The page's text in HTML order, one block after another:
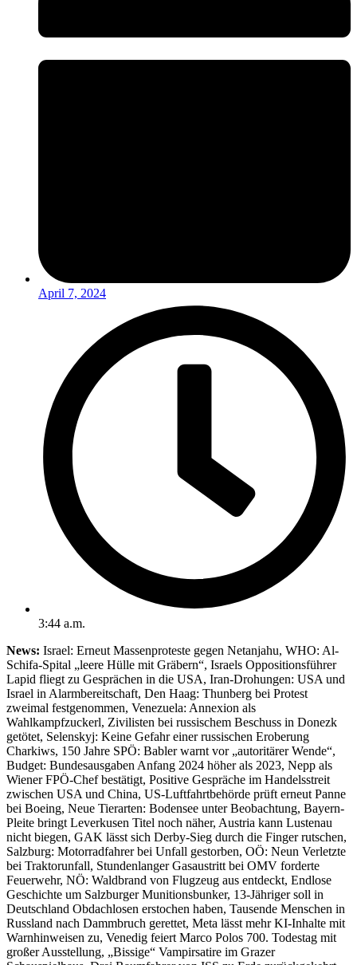
April 7, 2024
3:44 a.m.
News: Israel: Erneut Massenproteste gegen Netanjahu, WHO: Al-
Schifa-Spital „leere Hülle mit Gräbern“, Israels Oppositionsführer
Lapid fliegt zu Gesprächen in die USA, Iran-Drohungen: USA und
Israel in Alarmbereitschaft, Den Haag: Thunberg bei Protest
zweimal festgenommen, Venezuela: Annexion als
Wahlkampfzuckerl, Zivilisten bei russischem Beschuss in Donezk
getötet, Selenskyj: Keine Gefahr einer russischen Eroberung
Charkiws, 150 Jahre SPÖ: Babler warnt vor „autoritärer Wende“,
Budget: Bundesausgaben Anfang 2024 höher als 2023, Nepp als
Wiener FPÖ-Chef bestätigt, Positive Gespräche im Handelsstreit
zwischen USA und China, US-Luftfahrtbehörde prüft erneut Panne
bei Boeing, Neue Tierarten: Bodensee unter Beobachtung, Bayern-
Pleite bringt Leverkusen Titel noch näher, Austria kann Lustenau
nicht biegen, GAK lässt sich Derby-Sieg durch die Finger rutschen,
Salzburg: Motorradfahrer bei Unfall gestorben, OÖ: Neun Verletzte
bei Traktorunfall, Stundenlanger Gasaustritt bei OMV forderte
Feuerwehr, NÖ: Waldbrand von Flugzeug aus entdeckt, Endlose
Geschichte um Salzburger Munitionsbunker, 13-Jähriger soll in
Deutschland Obdachlosen erstochen haben, Tausende Menschen in
Russland nach Dammbruch gerettet, Meta lässt mehr KI-Inhalte mit
Warnhinweisen zu, Venedig feiert Marco Polos 700. Todestag mit
großer Ausstellung, „Bissige“ Vampirsatire im Grazer